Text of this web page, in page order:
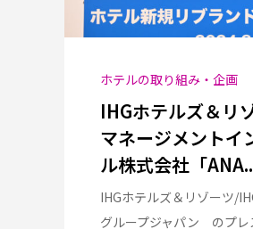
ホテルの取り組み・企画
IHGホテルズ＆リ
マネージメントイ
ル株式会社「
IHGホテルズ＆リゾーツ/
グループジャパン のプレ